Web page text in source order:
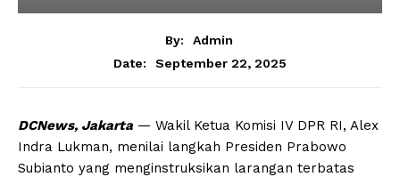
By:
Admin
Date:
September 22, 2025
DCNews, Jakarta — Wakil Ketua Komisi IV DPR RI, Alex
Indra Lukman, menilai langkah Presiden Prabowo
Subianto yang menginstruksikan larangan terbatas